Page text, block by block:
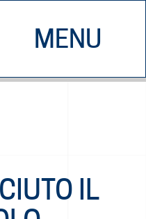
MENU
CHI SIAMO
IL